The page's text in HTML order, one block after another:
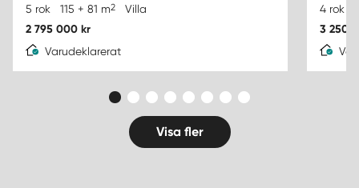
5 rok 115 + 81 m2 Villa
2 795 000 kr
Varudeklarerat
4 rok
3 250
Visa fler